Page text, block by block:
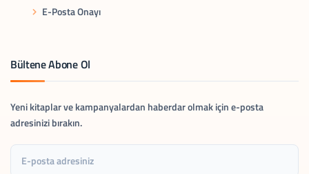
E-Posta Onayı
Bültene Abone Ol
Yeni kitaplar ve kampanyalardan haberdar olmak için e-posta
adresinizi bırakın.